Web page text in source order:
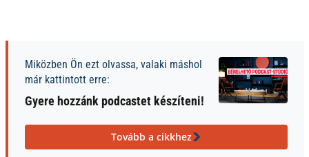
Miközben Ön ezt olvassa, valaki máshol
már kattintott erre:
Gyere hozzánk podcastet készíteni!
Tovább a cikkhez